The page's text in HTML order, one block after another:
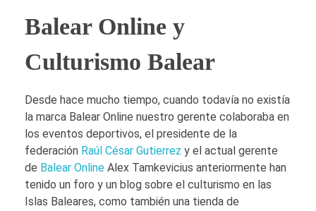
r
e
–
C
o
a
C
r
–
C
o
a
C
Balear Online y
Culturismo Balear
Desde hace mucho tiempo, cuando todavía no existía
la marca Balear Online nuestro gerente colaboraba en
los eventos deportivos, el presidente de la
federación Raúl César Gutierrez y el actual gerente
de Balear Online Alex Tamkevicius anteriormente han
tenido un foro y un blog sobre el culturismo en las
Islas Baleares, como también una tienda de